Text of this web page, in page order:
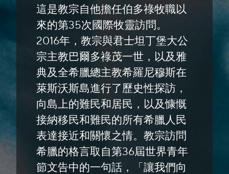
這是教宗自他擔任伯多祿牧職以
來的第35次國際牧靈訪問。
2016年，教宗與君士坦丁堡大公
宗主教巴爾多祿茂一世，以及雅
典及全希臘總主教希羅尼穆斯在
萊斯沃斯島進行了歷史性探訪，
向島上的難民和居民，以及慷慨
接納移民和難民的所有希臘人民
表達接近和關懷之情。教宗訪問
希臘的格言取自第36屆世界青年
節文告中的一句話，「讓我們向